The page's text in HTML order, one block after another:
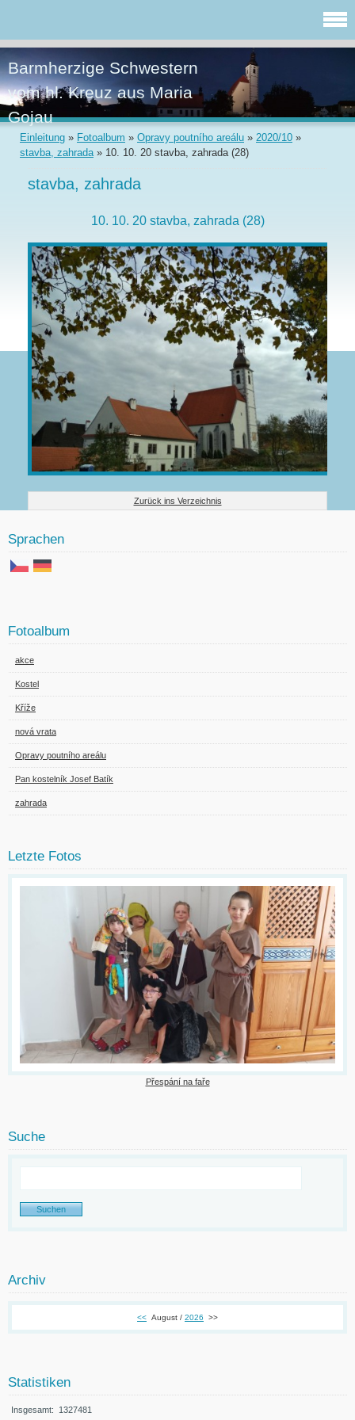
Barmherzige Schwestern
vom hl. Kreuz aus Maria
Gojau
Einleitung » Fotoalbum » Opravy poutního areálu » 2020/10 »
stavba, zahrada» 10. 10. 20 stavba, zahrada (28)
stavba, zahrada
10. 10. 20 stavba, zahrada (28)
Zurück ins Verzeichnis
Sprachen
Fotoalbum
akce
Kostel
Kříže
nová vrata
Opravy poutního areálu
Pan kostelník Josef Batík
zahrada
Letzte Fotos
Přespání na faře
Suche
Archiv
<< August / 2026 >>
Statistiken
Insgesamt: 1327481